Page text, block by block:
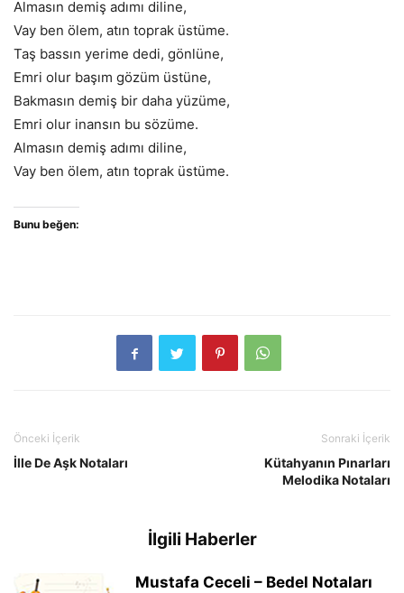
Almasın demiş adımı diline,
Vay ben ölem, atın toprak üstüme.
Taş bassın yerime dedi, gönlüne,
Emri olur başım gözüm üstüne,
Bakmasın demiş bir daha yüzüme,
Emri olur inansın bu sözüme.
Almasın demiş adımı diline,
Vay ben ölem, atın toprak üstüme.
Bunu beğen:
Önceki İçerik
İlle De Aşk Notaları
Sonraki İçerik
Kütahyanın Pınarları
Melodika Notaları
İlgili Haberler
Mustafa Ceceli – Bedel Notaları